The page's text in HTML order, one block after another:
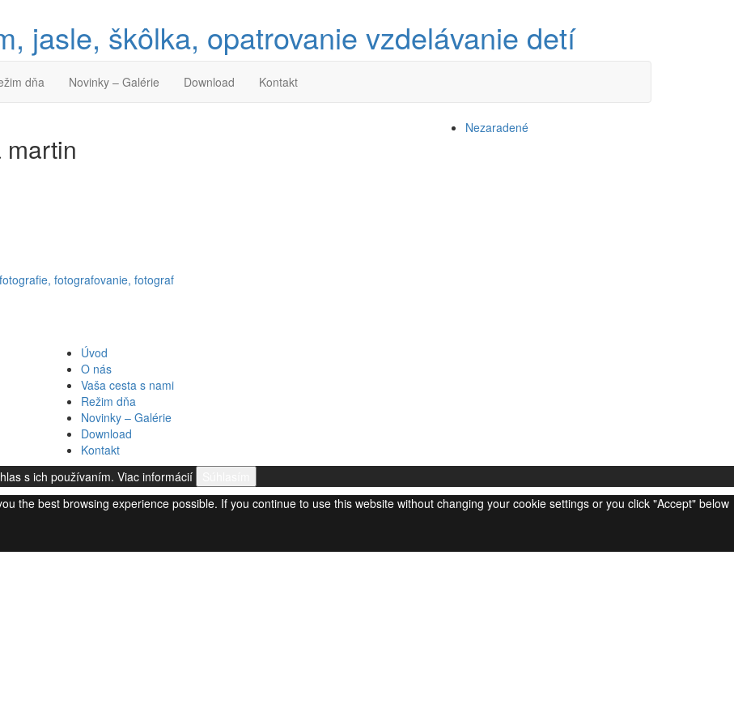
dňa Novinky – Galérie Download Kontakt
martin
Nezaradené
Úvod
O nás
Vaša cesta s nami
Režim dňa
Novinky – Galérie
Download
Kontakt
s ich používaním. Viac informácií
the best browsing experience possible. If you continue to use this website without changing your cookie settings or you click "Accept" below